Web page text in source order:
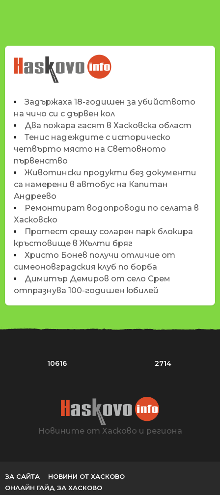
НОВИНИТЕ НА
HASKOVO.INFO
Задържаха 18-годишен за убийството
на чичо си с дървен кол
Два пожара гасят в Хасковска област
Тенис надеждите с историческо
четвърто място на Световното
първенство
Животински продукти без документи
са намерени в автобус на Капитан
Андреево
Ремонтират водопроводи по селата в
Хасковско
Протест срещу соларен парк блокира
кръстовище в Жълти бряг
Христо Бонев получи отличие от
симеоновградския клуб по борба
Димитър Демиров от село Срем
отпразнува 100-годишен юбилей
10616 2714
Новините от Хасково и региона
ЗА САЙТА
НОВИНИ ОТ ХАСКОВО
ОНЛАЙН ГАЙД ЗА ХАСКОВО